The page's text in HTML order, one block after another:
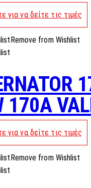
για να δείτε τις τιμές
Remove from Wishlist
170A
για να δείτε τις τιμές
Remove from Wishlist